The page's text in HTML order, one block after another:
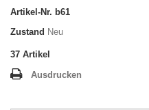
Artikel-Nr. b61
Zustand Neu
37 Artikel
Ausdrucken